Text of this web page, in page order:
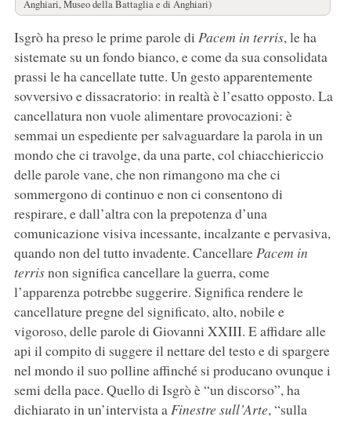
Anghiari, Museo della Battaglia e di Anghiari)
Isgrò ha preso le prime parole di Pacem in terris, le ha
sistemate su un fondo bianco, e come da sua consolidata
prassi le ha cancellate tutte. Un gesto apparentemente
sovversivo e dissacratorio: in realtà è l’esatto opposto. La
cancellatura non vuole alimentare provocazioni: è
semmai un espediente per salvaguardare la parola in un
mondo che ci travolge, da una parte, col chiacchiericcio
delle parole vane, che non rimangono ma che ci
sommergono di continuo e non ci consentono di
respirare, e dall’altra con la prepotenza d’una
comunicazione visiva incessante, incalzante e pervasiva,
quando non del tutto invadente. CancellarePacem in
terrisnon significa cancellare la guerra, come
l’apparenza potrebbe suggerire. Significa rendere le
cancellature pregne del significato, alto, nobile e
vigoroso, delle parole di Giovanni XXIII. E affidare alle
api il compito di suggere il nettare del testo e di spargere
nel mondo il suo polline affinché si producano ovunque i
semi della pace. Quello di Isgrò è “un discorso”, ha
dichiarato in un’intervista aFinestre sull’Arte, “sulla